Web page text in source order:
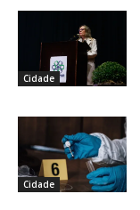
Cidade
Cidade